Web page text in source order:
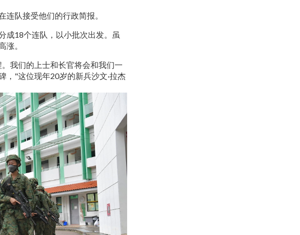
队接受他们的行政简报。
成18个连队，以小批次出发。虽
涨。
我们的上士和长官将会和我们一
，"这位现年20岁的新兵沙文·拉杰